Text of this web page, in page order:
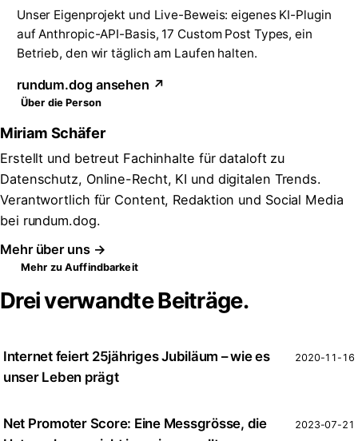
Unser Eigenprojekt und Live-Beweis: eigenes KI-Plugin
auf Anthropic-API-Basis, 17 Custom Post Types, ein
Betrieb, den wir täglich am Laufen halten.
rundum.dog ansehen ↗
Über die Person
Miriam Schäfer
Erstellt und betreut Fachinhalte für dataloft zu
Datenschutz, Online-Recht, KI und digitalen Trends.
Verantwortlich für Content, Redaktion und Social Media
bei rundum.dog.
Mehr über uns →
Mehr zu Auffindbarkeit
Drei verwandte Beiträge.
Internet feiert 25jähriges Jubiläum – wie es
unser Leben prägt
2020-11-16
Net Promoter Score: Eine Messgrösse, die
2023-07-21